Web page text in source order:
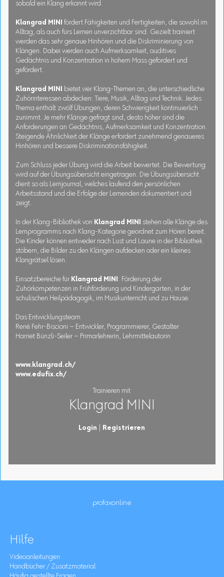
sobald ein Klang erkannt wird.
Klangrad MINI fördert Fähigkeiten und Fertigkeiten, die sowohl im
Alltag, als auch fürs Lernen unverzichtbar sind. Gezielt trainiert
werden das sehr genaue Hinhören und die Diskriminierung von
Klängen. Dabei werden auch Aufmerksamkeit, auditives
Gedächtnis und Konzentration in hohem Mass gefordert und
gefördert.
Klangrad MINI bietet vier Klang-Themen an, die unterschiedliche
Zuhörinteressen abdecken: Tiere, Musik, Alltag und Technik. Jedes
Thema enthält zwölf Übungen, deren Schwierigkeit kontinuierlich
zunimmt. Je mehr Klänge gefragt sind, desto höher sind die
Anforderungen an Gedächtnis, Aufmerksamkeit und Konzentration.
Steigende Ähnlichkeit der Klänge erfordert zunehmend genaueres
Hinhören und bessere Diskriminationsfähigkeit.
Zum Schluss jeder Übung wird die Arbeit bewertet. Die Bewertung
wird auf der Übungsübersicht eingetragen. Die Übungsübersicht
dient so als Lernjournal, welches laufend den persönlichen
Arbeitsstand und die Erfolge der Lernenden dokumentiert und
zeigt.
In der Klang-Bibliothek von Klangrad MINI stehen alle Klänge des
Lernprogramms nach Klang-Kategorie geordnet zum Hören bereit.
Die Kinder können entweder nach Lust und Laune in der Bibliothek
stöbern, die Bilder zu den Klängen aufdecken oder ein kleines
Klangrätsel lösen.
Einsatzbereiche für Klangrad MINI: Förderung der
Zuhörkompetenzen in Frühförderung und Kindergarten, in der
schulischen Heilpädagogik, im Musikunterricht und zu Hause.
Das Entwicklungsteam
René Fehr-Biscioni – Entwickler, Programmierer, Gestalter
Harriet Bünzli-Seiler – Primarlehrerin, Lehrmittelautorin
www.klangrad.ch/
www.edufix.ch/
Trainieren mit
Klangrad MINI
Login Registrieren
profaxonline
Hilfe
Videoanleitungen
Handbücher / Zusatzmaterial